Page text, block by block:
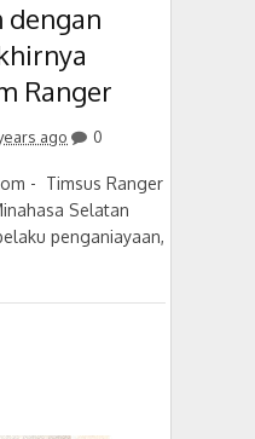
dengan
Ranger
ago 0
- Timsus Ranger
Selatan
penganiayaan,